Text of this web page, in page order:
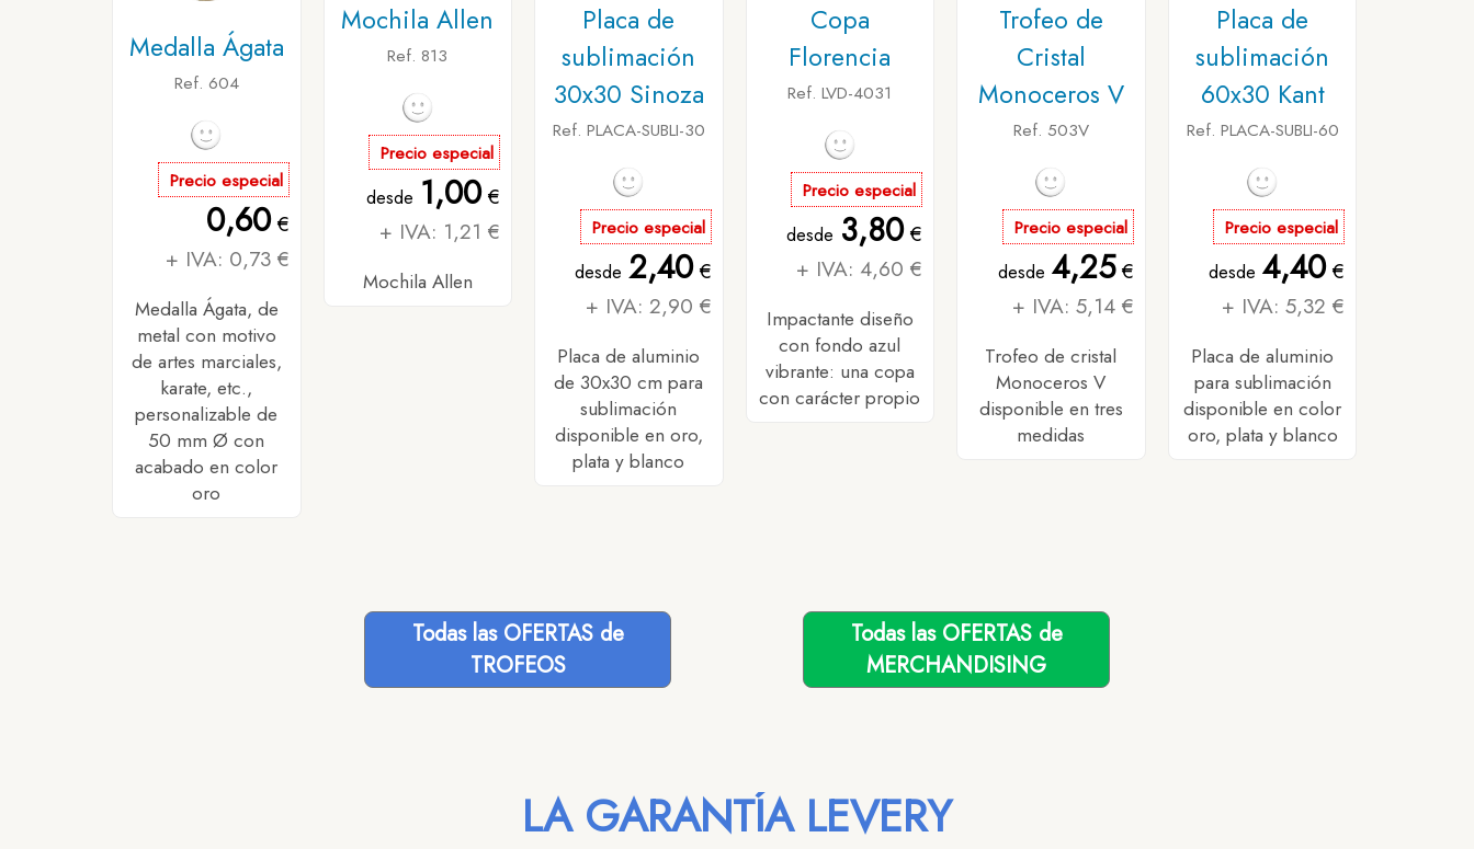
Medalla Ágata
Ref. 604
Precio especial
0,60€
+ IVA: 0,73 €
Medalla Ágata, de
metal con motivo
de artes marciales,
karate, etc.,
personalizable de
50 mm Ø con
acabado en color
oro
Mochila Allen
Ref. 813
Precio especial
desde 1,00€
+ IVA: 1,21 €
Mochila Allen
Placa de
sublimación
30x30 Sinoza
Ref. PLACA-SUBLI-30
Precio especial
desde 2,40€
+ IVA: 2,90 €
Placa de aluminio
de 30x30 cm para
sublimación
disponible en oro,
plata y blanco
Copa
Florencia
Ref. LVD-4031
Precio especial
desde 3,80€
+ IVA: 4,60 €
Impactante diseño
con fondo azul
vibrante: una copa
con carácter propio
Trofeo de
Cristal
Monoceros V
Ref. 503V
Precio especial
desde 4,25€
+ IVA: 5,14 €
Trofeo de cristal
Monoceros V
disponible en tres
medidas
Placa de
sublimación
60x30 Kant
Ref. PLACA-SUBLI-60
Precio especial
desde 4,40€
+ IVA: 5,32 €
Placa de aluminio
para sublimación
disponible en color
oro, plata y blanco
Todas las OFERTAS de
TROFEOS
Todas las OFERTAS de
MERCHANDISING
LA GARANTÍA LEVERY